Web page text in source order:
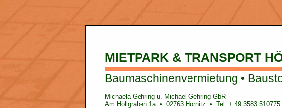
MIETPARK & TRANSPORT
Baumaschinenvermietung •
Michaela Gehring u. Michael Gehring GbR
Am Höllgraben 1a • 02763 Hörnitz • Tel: + 49 3583